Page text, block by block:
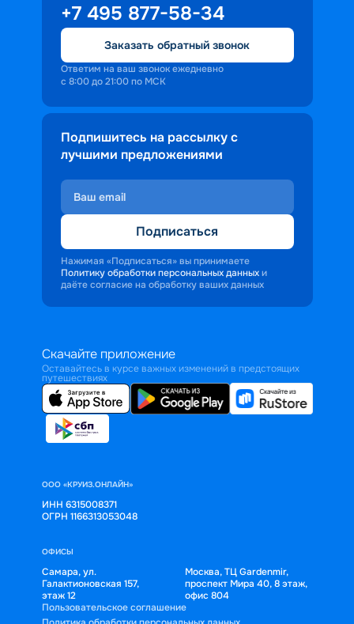
+7 495 877-58-34
Заказать обратный звонок
Ответим на ваш звонок ежедневно
с 8:00 до 21:00 по МСК
Подпишитесь на рассылку с
лучшими предложениями
Подписаться
Нажимая «Подписаться» вы принимаете
Политику обработки персональных данных и
даёте согласие на обработку ваших данных
Скачайте приложение
Оставайтесь в курсе важных изменений в предстоящих
путешествиях
ООО «КРУИЗ.ОНЛАЙН»
ИНН 6315008371
ОГРН 1166313053048
ОФИСЫ
Самара, ул.
Галактионовская 157,
этаж 12
Москва, ТЦ Gardenmir,
проспект Мира 40, 8 этаж,
офис 804
Пользовательское соглашение